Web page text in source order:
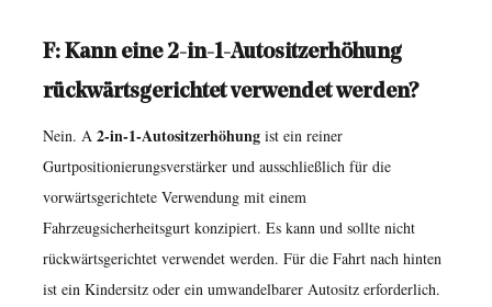
F: Kann eine 2-in-1-Autositzerhöhung
rückwärtsgerichtet verwendet werden?
Nein. A 2-in-1-Autositzerhöhung ist ein reiner
Gurtpositionierungsverstärker und ausschließlich für die
vorwärtsgerichtete Verwendung mit einem
Fahrzeugsicherheitsgurt konzipiert. Es kann und sollte nicht
rückwärtsgerichtet verwendet werden. Für die Fahrt nach hinten
ist ein Kindersitz oder ein umwandelbarer Autositz erforderlich.